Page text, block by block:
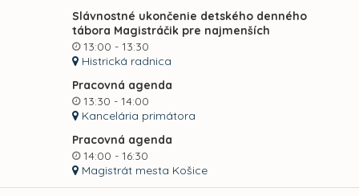
Slávnostné ukončenie detského denného
tábora Magistráčik pre najmenších
13:00 - 13:30
Histrická radnica
Pracovná agenda
13:30 - 14:00
Kancelária primátora
Pracovná agenda
14:00 - 16:30
Magistrát mesta Košice